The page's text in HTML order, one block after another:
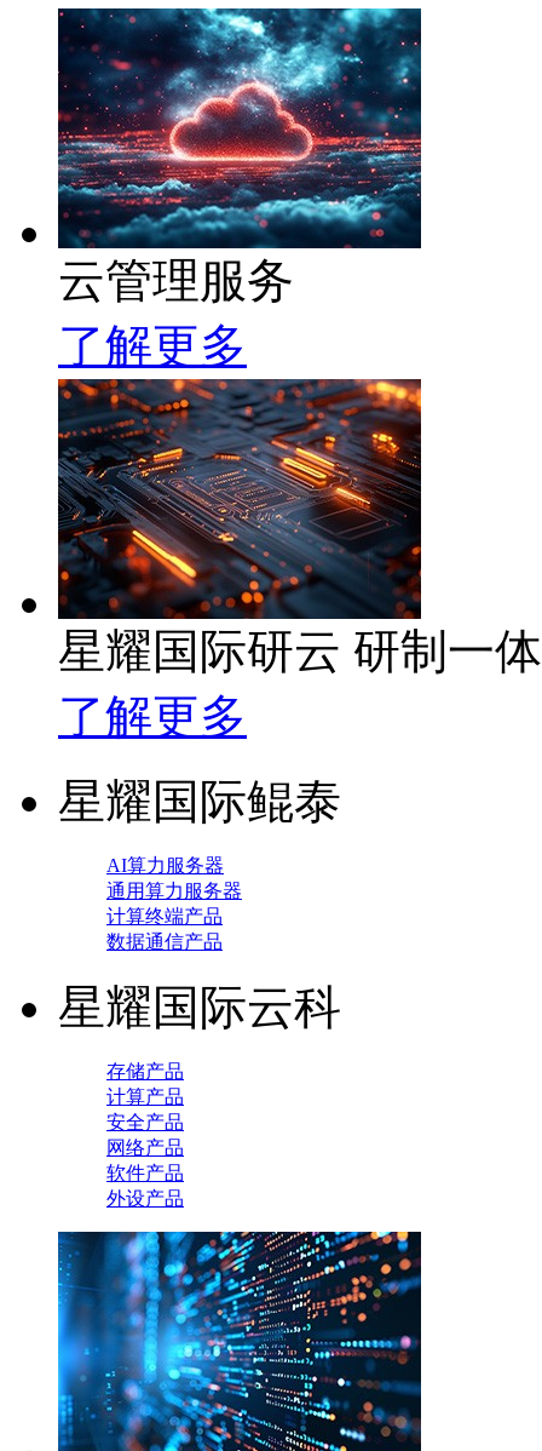
云管理服务
了解更多
星耀国际研云 研制一
了解更多
星耀国际鲲泰
AI算力服务器
通用算力服务器
计算终端产品
数据通信产品
星耀国际云科
存储产品
计算产品
安全产品
网络产品
软件产品
外设产品